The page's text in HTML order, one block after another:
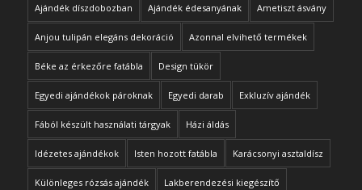
Ajándék díszdobozban Ajándék édesanyának Ametiszt ásvány
Anjou tulipán elegáns dekoráció Azonnal elvihető termékek
Béke az érkezőre fatábla Design tükör
Egyedi ajándékok pároknak Egyedi darab Exkluzív ajándék
Fából készült használati tárgyak Házi áldás
Idézetes ajándékok Isten hozott fatábla Karácsonyi asztaldísz
Különleges rózsás ajándék Lakberendezési kiegészítő